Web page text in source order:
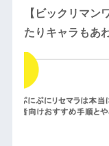
【ビックリマン
たりキャラもあ